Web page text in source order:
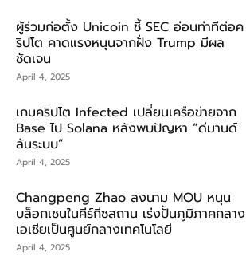
ผู้ร่วมก่อตั้ง Unicoin ชี้ SEC อ่อนท่าทีต่อค
ริปโต คาดแรงหนุนจากฝั่ง Trump มีผล
ชัดเจน
April 4, 2025
เกมคริปโต Infected เปลี่ยนเครือข่ายจาก
Base ไป Solana หลังพบปัญหา “ดีมานด์
ล้นระบบ”
April 4, 2025
Changpeng Zhao ลงนาม MOU หนุน
บล็อกเชนในคีร์กีซสถาน เร่งปั้นภูมิภาคกลาง
เอเชียเป็นศูนย์กลางเทคโนโลยี
April 4, 2025